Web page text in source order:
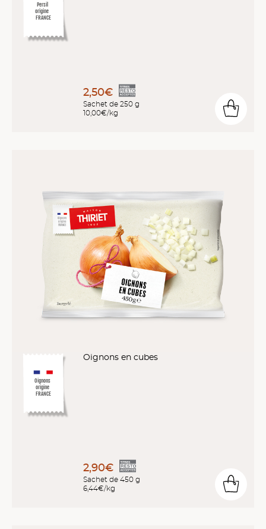
Persil
origine
FRANCE
2,50€
Sachet de 250 g
10,00€/kg
Oignons
origine
FRANCE
Oignons en cubes
2,90€
Sachet de 450 g
6,44€/kg